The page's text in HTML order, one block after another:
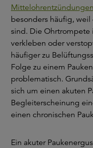
Mittelohrentzündungen
besonders häufig,
sind. Die Ohrtrompete
verkleben oder
häufiger zu
Folge zu einem
problematisch.
sich um einen akuten
Begleiterscheinung
einen chronischen
Ein akuter